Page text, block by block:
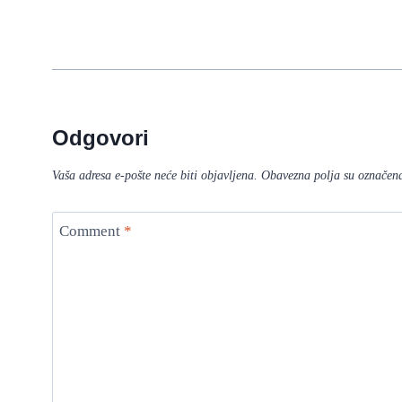
Odgovori
Vaša adresa e-pošte neće biti objavljena. Obavezna polja su
Comment *